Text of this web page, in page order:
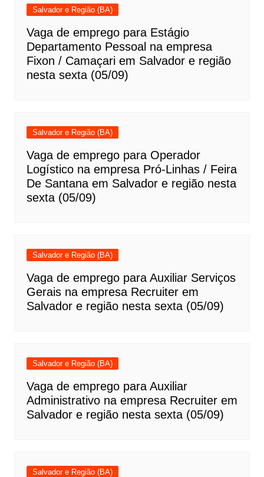
Salvador e Região (BA)
Vaga de emprego para Estágio
Departamento Pessoal na empresa
Fixon / Camaçari em Salvador e região
nesta sexta (05/09)
Salvador e Região (BA)
Vaga de emprego para Operador
Logístico na empresa Pró-Linhas / Feira
De Santana em Salvador e região nesta
sexta (05/09)
Salvador e Região (BA)
Vaga de emprego para Auxiliar Serviços
Gerais na empresa Recruiter em
Salvador e região nesta sexta (05/09)
Salvador e Região (BA)
Vaga de emprego para Auxiliar
Administrativo na empresa Recruiter em
Salvador e região nesta sexta (05/09)
Salvador e Região (BA)